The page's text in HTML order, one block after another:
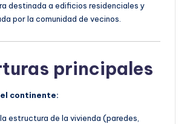
destinada a edificios residenciales y
por la comunidad de vecinos.
principales
continente:
estructura de la vivienda (paredes,